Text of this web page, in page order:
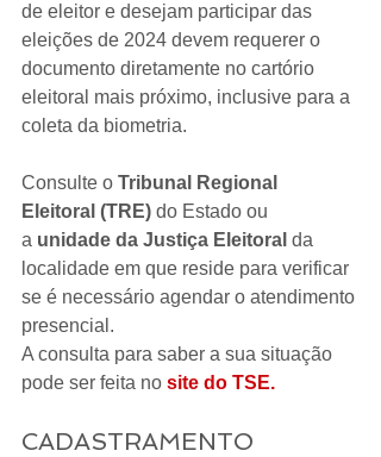
de eleitor e desejam participar das
eleições de 2024 devem requerer o
documento diretamente no cartório
eleitoral mais próximo, inclusive para a
coleta da biometria.
Consulte o Tribunal Regional
Eleitoral (TRE) do Estado ou
a unidade da Justiça Eleitoral da
localidade em que reside para verificar
se é necessário agendar o atendimento
presencial.
A consulta para saber a sua situação
pode ser feita no site do TSE.
CADASTRAMENTO